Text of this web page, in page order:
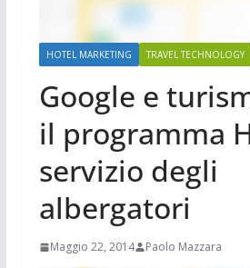
HOTEL MARKETING TRAVEL TECHNOLOGY
Google e
il programma
servizio degli
albergatori
Maggio 22, 2014 Paolo Mazzara